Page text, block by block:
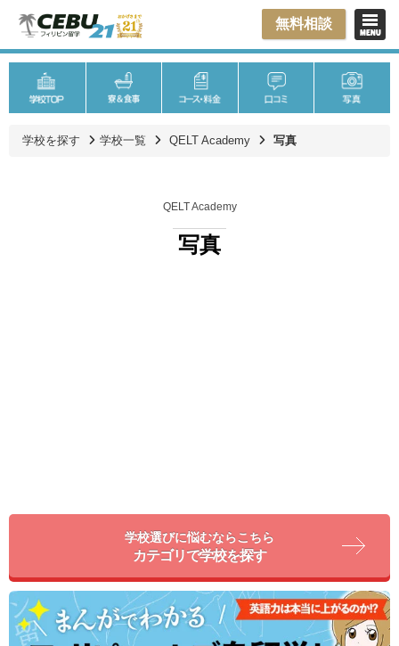
無料相談
学校を探す 学校一覧 QELT Academy 写真
QELT Academy
写真
学校選びに悩むならこちら
カテゴリで学校を探す